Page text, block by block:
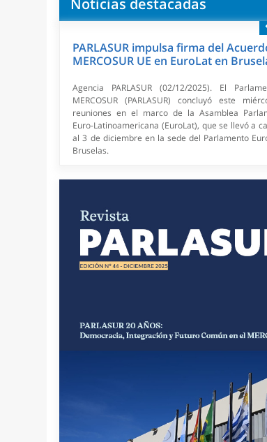
Expertos alertan en el PARLASUR
Agencia PARLASUR/Visitante Voluntario (19/11/
lunes 17 de noviembre, tras la Sesión
Parlamento del MERCOSUR (PARLASUR), se
Conversatorio "Inteligencia Artificial: Presente